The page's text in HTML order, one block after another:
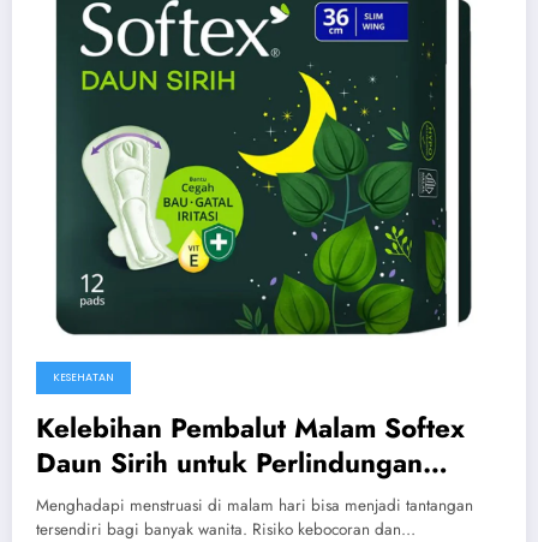
KESEHATAN
Kelebihan Pembalut Malam Softex
Daun Sirih untuk Perlindungan
Maksimal
Menghadapi menstruasi di malam hari bisa menjadi tantangan
tersendiri bagi banyak wanita. Risiko kebocoran dan…